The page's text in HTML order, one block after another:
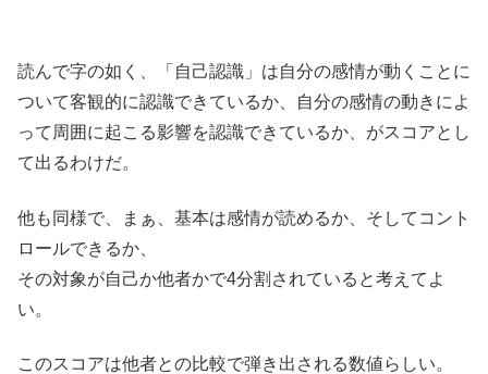
読んで字の如く、「自己認識」は自分の感情が動くことに
ついて客観的に認識できているか、自分の感情の動きによ
って周囲に起こる影響を認識できているか、がスコアとし
て出るわけだ。
他も同様で、まぁ、基本は感情が読めるか、そしてコント
ロールできるか、
その対象が自己か他者かで4分割されていると考えてよ
い。
このスコアは他者との比較で弾き出される数値らしい。